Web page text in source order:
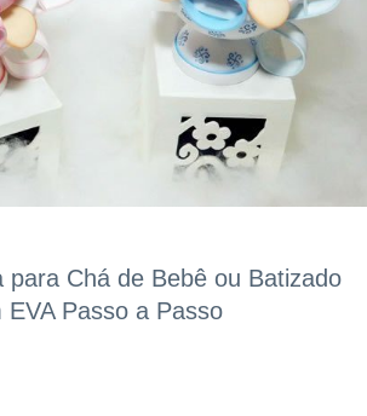
para Chá de Bebê ou Batizado
EVA Passo a Passo